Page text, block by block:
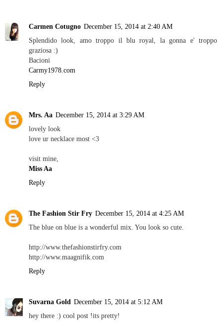
Carmen Cotugno December 15, 2014 at 2:40 AM
Splendido look, amo troppo il blu royal, la gonna e' troppo
graziosa :)
Bacioni
Carmy1978.com
Reply
Mrs. Aa December 15, 2014 at 3:29 AM
lovely look
love ur necklace most <3
visit mine,
Miss Aa
Reply
The Fashion Stir Fry December 15, 2014 at 4:25 AM
The blue on blue is a wonderful mix. You look so cute.
http://www.thefashionstirfry.com
http://www.maagnifik.com
Reply
Suvarna Gold December 15, 2014 at 5:12 AM
hey there :) cool post !its pretty!